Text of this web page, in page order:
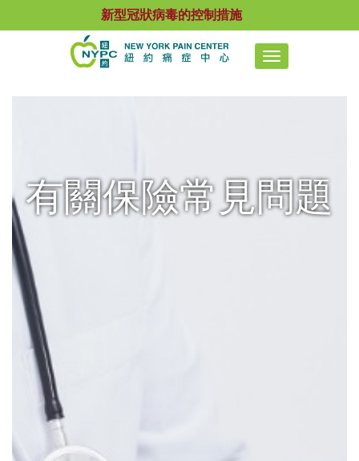
新型冠狀病毒的控制措施
Toggle
有關保險常見問題